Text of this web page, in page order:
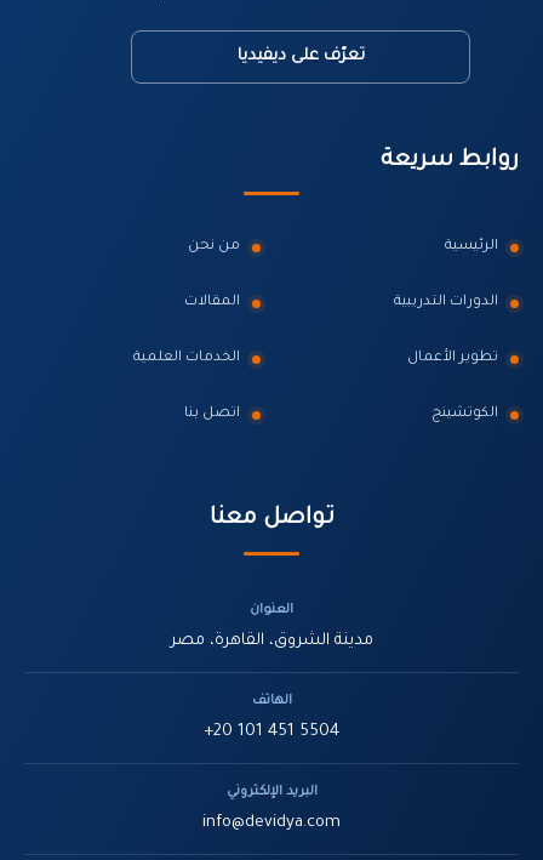
تعرّف على ديفيديا
روابط سريعة
الرئيسية من نحن
الدورات التدريبية المقالات
تطوير الأعمال الخدمات العلمية
الكوتشينج اتصل بنا
تواصل معنا
العنوان
مدينة الشروق، القاهرة، مصر
الهاتف
+20 101 451 5504
البريد الإلكتروني
info@devidya.com